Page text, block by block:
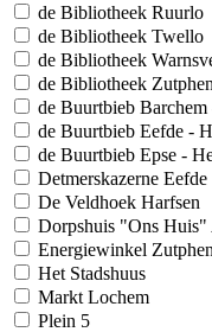
de Bibliotheek Ruurlo
de Bibliotheek Twello
de Bibliotheek
de Bibliotheek Zutphen
de Buurtbieb
de Buurtbieb Eefde -
de Buurtbieb Epse -
Detmerskazerne Eefde
De Veldhoek Harfsen
Dorpshuis "Ons Huis"
Energiewinkel
Het Stadshuus
Markt Lochem
Plein 5